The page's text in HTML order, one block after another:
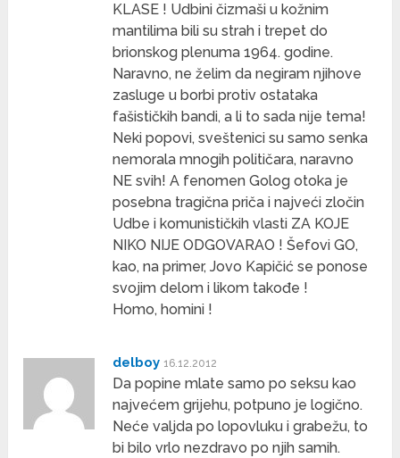
KLASE ! Udbini čizmaši u kožnim
mantilima bili su strah i trepet do
brionskog plenuma 1964. godine.
Naravno, ne želim da negiram njihove
zasluge u borbi protiv ostataka
fašističkih bandi, a li to sada nije tema!
Neki popovi, sveštenici su samo senka
nemorala mnogih političara, naravno
NE svih! A fenomen Golog otoka je
posebna tragična priča i najveći zločin
Udbe i komunističkih vlasti ZA KOJE
NIKO NIJE ODGOVARAO ! Šefovi GO,
kao, na primer, Jovo Kapičić se ponose
svojim delom i likom takođe !
Homo, homini !
delboy 16.12.2012
Da popine mlate samo po seksu kao
najvećem grijehu, potpuno je logično.
Neće valjda po lopovluku i grabežu, to
bi bilo vrlo nezdravo po njih samih.